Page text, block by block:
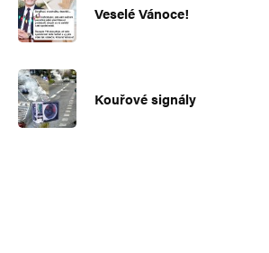
Veselé Vánoce!
Kouřové signály